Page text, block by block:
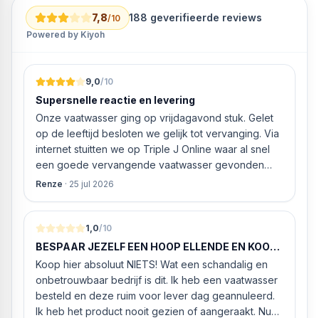
7,8/10 188 geverifieerde reviews
Powered by Kiyoh
9,0/10
Supersnelle reactie en levering
Onze vaatwasser ging op vrijdagavond stuk. Gelet
op de leeftijd besloten we gelijk tot vervanging. Via
internet stuitten we op Triple J Online waar al snel
een goede vervangende vaatwasser gevonden
werd. ‘s Ochtends even gebeld met de
geïnstalleerd kan worden. Dit bleek het geval tegen
alleszins concurrente prijzen. De vriendelijke
medewerker gaf aan dat, als we gelijk via de
website gingen bestellen en betalen, hij z’n best
ging doen om ‘s middags nog te leveren. Het
bleken geen loze woorden: om 16.00 uur werd de
Neff vaatwasser geleverd en ver
Renze · 25 jul 2026
1,0/10
BESPAAR JEZELF EEN HOOP ELLENDE EN KOOP
HIER NIETS!
Koop hier absoluut NIETS! Wat een schandalig en
onbetrouwbaar bedrijf is dit. Ik heb een vaatwasser
besteld en deze ruim voor lever dag geannuleerd.
Ik heb het product nooit gezien of aangeraakt. Nu